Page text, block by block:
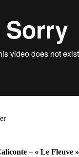
– « Le Fleuve »